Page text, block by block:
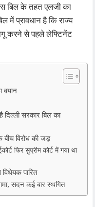
बिल के तहत एलजी का
में प्रावधान है कि राज्य
करने से पहले लेफ्टिनेंट
सरकार बिल का
विरोध की जड़
फिर सुप्रीम कोर्ट में गया था
पारित
सदन कई बार स्थगित